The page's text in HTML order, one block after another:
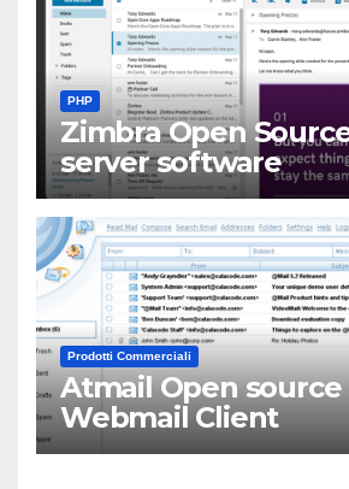
PHP
Zimbra Open
server software
Prodotti Commerciali
Atmail Open source
Webmail Client